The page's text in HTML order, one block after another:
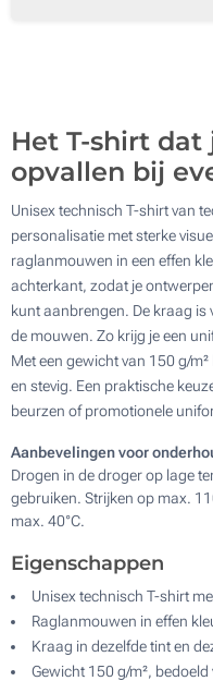
Het T-shirt
opvallen bij
Unisex technisch T-shirt van
personalisatie met sterke
raglanmouwen in een effen
achterkant, zodat je
kunt aanbrengen. De kraag is
de mouwen. Zo krijg je een
Met een gewicht van 150 g/
en stevig. Een praktische
beurzen of promotionele
Aanbevelingen voor
Drogen in de droger op lage
gebruiken. Strijken op max.
max. 40°C.
Eigenschappen
Unisex technisch T-shirt
Raglanmouwen in effen
Kraag in dezelfde tint en
Gewicht 150 g/m²,